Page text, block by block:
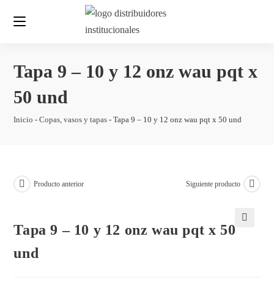
Tapa 9 – 10 y 12 onz wau pqt x
50 und
Inicio -Copas, vasos y tapas -Tapa 9 – 10 y 12 onz wau pqt x 50 und
Producto anterior Siguiente producto
Tapa 9 – 10 y 12 onz wau pqt x 50
und